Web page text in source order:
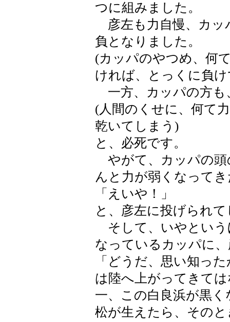
つに組みました。
彦左も力自慢、カッ
負となりました。
(カッパのやつめ、何
ければ、とっくに負
一方、カッパの方も
(人間のくせに、何て
乾いてしまう)
と、必死です。
やがて、カッパの頭
んと力が弱くなって
「えいや！」
と、彦左に投げられ
そして、いやという
なっているカッパに
「どうだ、思い知っ
は陸へ上がってきて
一、この白良浜が黒
松が生えたら、その